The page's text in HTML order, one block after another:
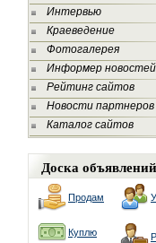
Интервью
Краеведение
Фотогалерея
Информер новостей
Рейтинг сайтов
Новости партнеров
Каталог сайтов
Доска объявлений
Продам
Куплю